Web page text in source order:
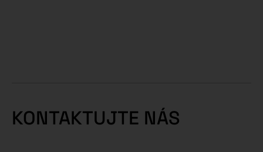
KONTAKTUJTE NÁS